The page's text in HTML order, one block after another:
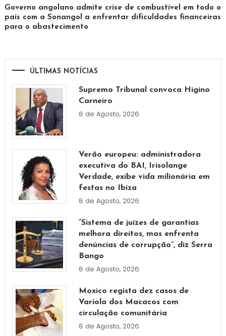
Governo angolano admite crise de combustível em todo o
país com a Sonangol a enfrentar dificuldades financeiras
para o abastecimento
ÚLTIMAS NOTÍCIAS
Supremo Tribunal convoca Higino
Carneiro
8 de Agosto, 2026
Verão europeu: administradora
executiva do BAI, Irisolange
Verdade, exibe vida milionária em
festas no Ibiza
8 de Agosto, 2026
“Sistema de juízes de garantias
melhora direitos, mas enfrenta
denúncias de corrupção”, diz Serra
Bango
8 de Agosto, 2026
Moxico regista dez casos de
Varíola dos Macacos com
circulação comunitária
8 de Agosto, 2026